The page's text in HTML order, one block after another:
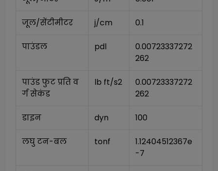
जूल/सेंटीमीटर j/cm 0.1
पाउंडल pdl
0.00723337272
262
पाउंड फुट प्रति व
र्ग सेकंड
lb ft/s2
0.00723337272
262
डाइन dyn 100
लघु टन-बल tonf
1.12404512367e
-7